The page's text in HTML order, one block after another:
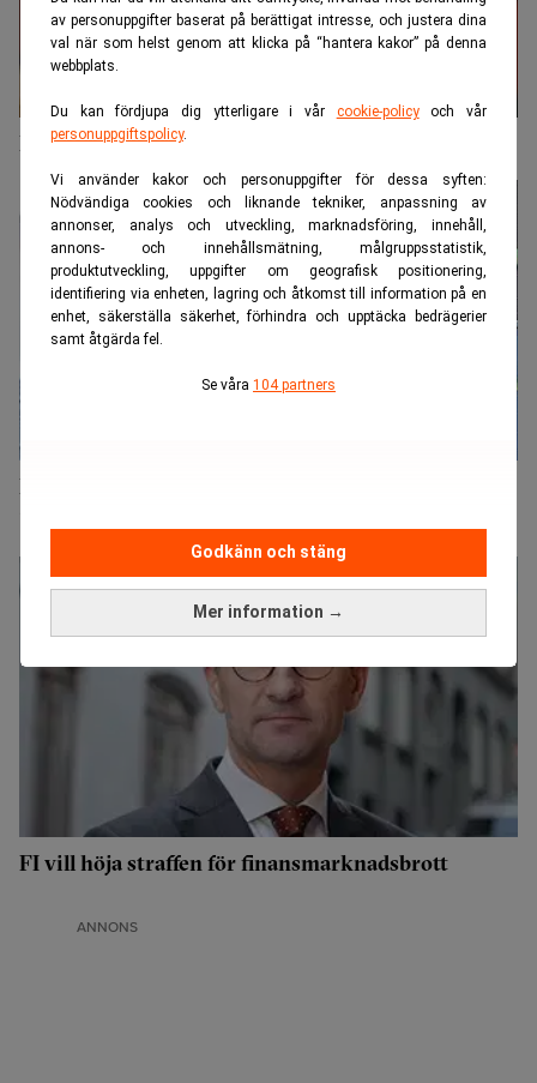
av personuppgifter baserat på berättigat intresse, och justera dina
val när som helst genom att klicka på “hantera kakor” på denna
webbplats.
Du kan fördjupa dig ytterligare i vår cookie-policyoch vår
personuppgiftspolicy.
Vi använder kakor och personuppgifter för dessa syften:
Nödvändiga cookies och liknande tekniker, anpassning av
annonser, analys och utveckling, marknadsföring, innehåll,
annons- och innehållsmätning, målgruppsstatistik,
produktutveckling, uppgifter om geografisk positionering,
identifiering via enheten, lagring och åtkomst till information på en
enhet, säkerställa säkerhet, förhindra och upptäcka bedrägerier
samt åtgärda fel.
Se våra 104 partners
Mer information →
Godkänn och stäng
FI:s fintech-chef: Många frågor kring bitcoin
Ryskfinansierad CFD-plattform till Sverige:
FI vill höja straffen för finansmarknadsbrott
ANNONS